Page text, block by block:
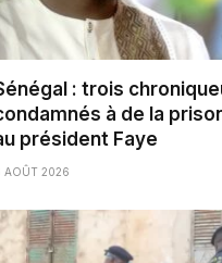
: trois
à de la
président Faye
AOÛT 2026